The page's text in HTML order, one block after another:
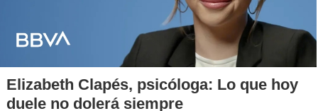
Elizabeth Clapés, psicóloga: Lo que hoy
duele no dolerá siempre